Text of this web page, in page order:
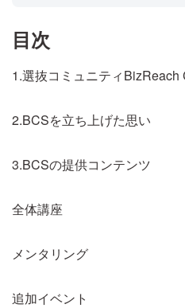
目次
1.選抜コミュニティ
2.BCSを立ち上げた思い
3.BCSの提供コンテンツ
全体講座
メンタリング
追加イベント